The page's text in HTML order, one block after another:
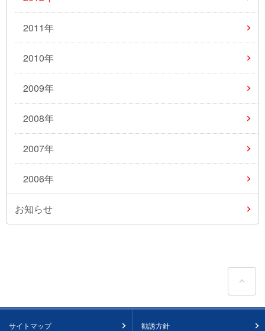
2011年
2010年
2009年
2008年
2007年
2006年
お知らせ
ペ
サイトマップ 勧誘方針